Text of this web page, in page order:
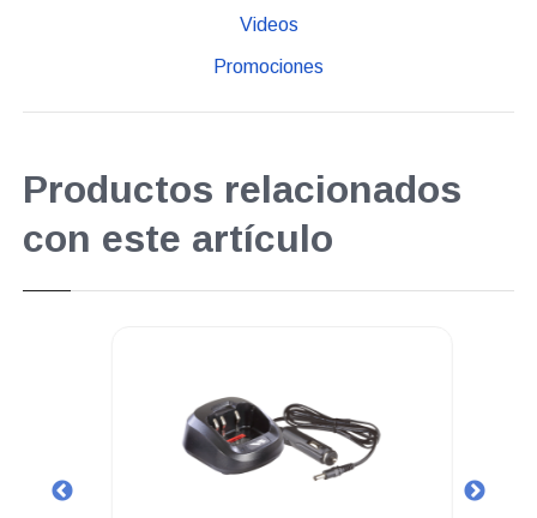
Videos
Promociones
Productos relacionados
con este artículo